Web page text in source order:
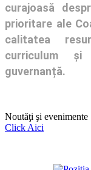
curajoasă
prioritare ale
calitatea
curriculum
guvernanță.
Noutăţi şi evenimente
Click Aici